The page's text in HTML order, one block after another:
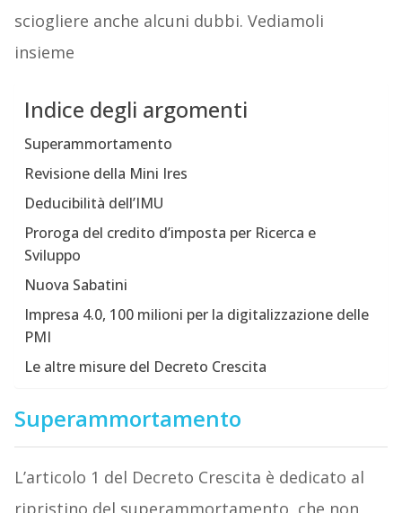
sciogliere anche alcuni dubbi. Vediamoli
insieme
Indice degli argomenti
Superammortamento
Revisione della Mini Ires
Deducibilità dell’IMU
Proroga del credito d’imposta per Ricerca e
Sviluppo
Nuova Sabatini
Impresa 4.0, 100 milioni per la digitalizzazione delle
PMI
Le altre misure del Decreto Crescita
Superammortamento
L’articolo 1 del Decreto Crescita è dedicato al